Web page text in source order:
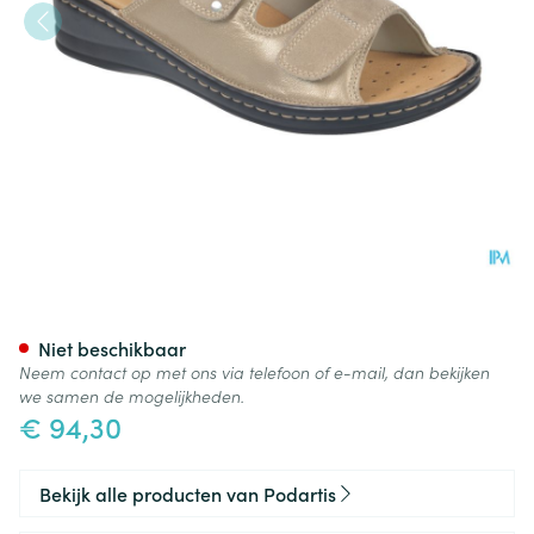
€ 94,30
Niet beschikbaar
Neem contact op met ons via telefoon of e-mail, dan bekijken
we samen de mogelijkheden.
Bekijk alle producten van Podartis